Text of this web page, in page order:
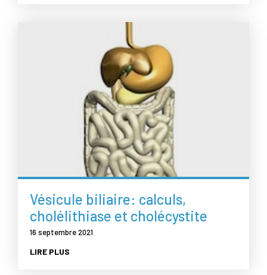
Vésicule biliaire: calculs,
cholélithiase et cholécystite
16 septembre 2021
LIRE PLUS